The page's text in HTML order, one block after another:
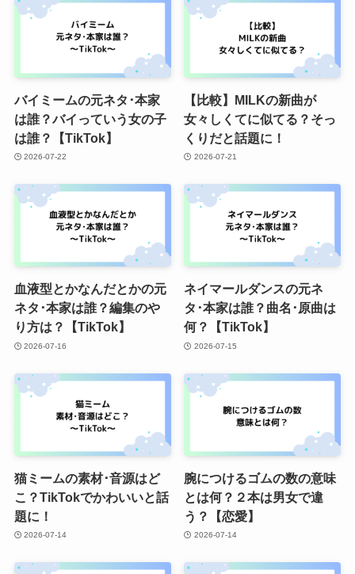
バイミームの元ネタ･本家
は誰？バイっていう女の子
は誰？【TikTok】
2026-07-22
【比較】MILKの新曲が
女々しくてに似てる？そっ
くりだと話題に！
2026-07-21
血液型とかなんだとかの元
ネタ･本家は誰？編集のや
り方は？【TikTok】
2026-07-16
ネイマールダンスの元ネ
タ･本家は誰？曲名･原曲は
何？【TikTok】
2026-07-15
猫ミームの素材･音源はど
こ？TikTokでかわいいと話
題に！
2026-07-14
腕につけるゴムの数の意味
とは何？２本は男女で違
う？【恋愛】
2026-07-14